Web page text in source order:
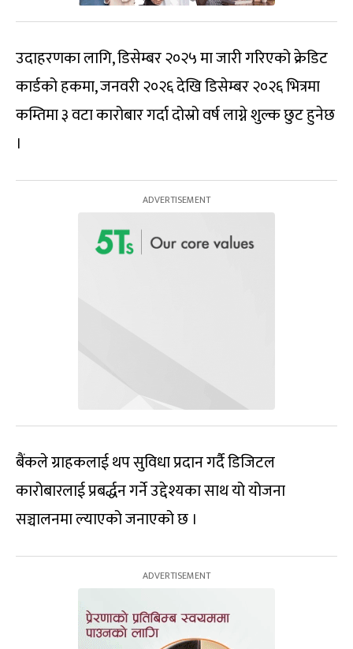
उदाहरणका लागि, डिसेम्बर २०२५ मा जारी गरिएको क्रेडिट
कार्डको हकमा, जनवरी २०२६ देखि डिसेम्बर २०२६ भित्रमा
कम्तिमा ३ वटा कारोबार गर्दा दोस्रो वर्ष लाग्ने शुल्क छुट हुनेछ
।
बैंकले ग्राहकलाई थप सुविधा प्रदान गर्दै डिजिटल
कारोबारलाई प्रबर्द्धन गर्ने उद्देश्यका साथ यो योजना
सञ्चालनमा ल्याएको जनाएको छ ।